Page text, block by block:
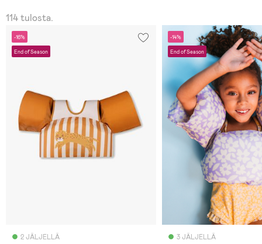
114 tulosta.
-16%
End of Season
2 JÄLJELLÄ
-14%
End of Season
3 JÄLJELLÄ